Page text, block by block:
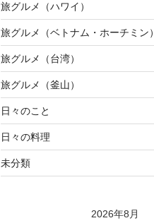
旅グルメ（ハワイ）
旅グルメ（ベトナム・ホーチミン）
旅グルメ（台湾）
旅グルメ（釜山）
日々のこと
日々の料理
未分類
2026年8月